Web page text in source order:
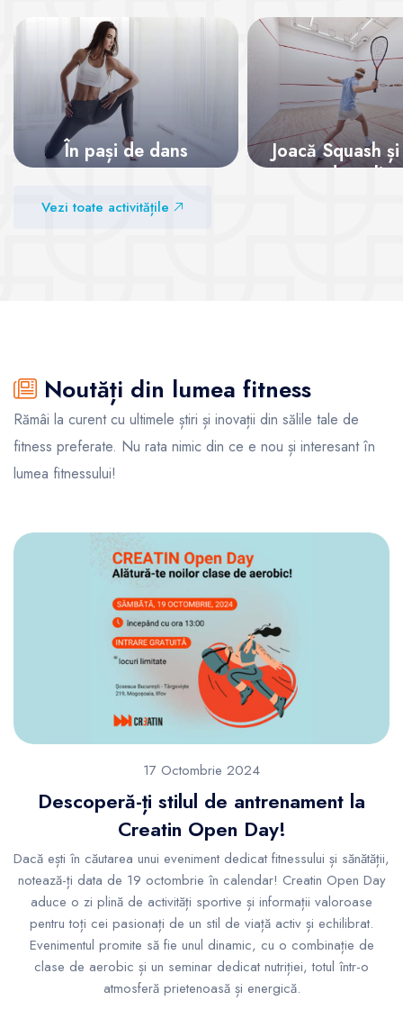
În pași de dans
Vezi sălile
Joacă Squash
adrenalina
Vezi toate activitățile
Noutăți din lumea fitness
Rămâi la curent cu ultimele știri și inovații din sălile tale de
fitness preferate. Nu rata nimic din ce e nou și interesant în
lumea fitnessului!
17 Octombrie 2024
Descoperă-ți stilul de antrenament la
Creatin Open Day!
Dacă ești în căutarea unui eveniment dedicat fitnessului și sănătății,
notează-ți data de 19 octombrie în calendar! Creatin Open Day
aduce o zi plină de activități sportive și informații valoroase
pentru toți cei pasionați de un stil de viață activ și echilibrat.
Evenimentul promite să fie unul dinamic, cu o combinație de
clase de aerobic și un seminar dedicat nutriției, totul într-o
atmosferă prietenoasă și energică.